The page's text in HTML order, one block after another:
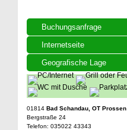
Buchungsanfrage
Internetseite
Geografische Lage
01814 Bad Schandau, OT Prossen
Bergstraße 24
Telefon: 035022 43343